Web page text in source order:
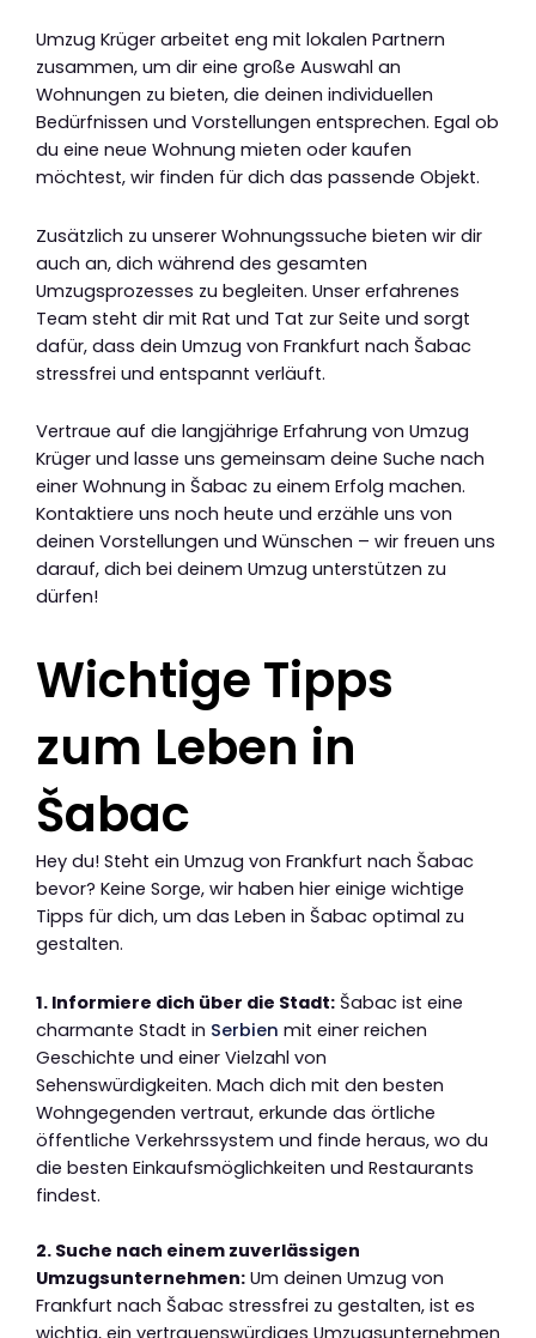
Umzug Krüger arbeitet eng mit lokalen Partnern
zusammen, um dir eine große Auswahl an
Wohnungen zu bieten, die deinen individuellen
Bedürfnissen und Vorstellungen entsprechen. Egal ob
du eine neue Wohnung mieten oder kaufen
möchtest, wir finden für dich das passende Objekt.
Zusätzlich zu unserer Wohnungssuche bieten wir dir
auch an, dich während des gesamten
Umzugsprozesses zu begleiten. Unser erfahrenes
Team steht dir mit Rat und Tat zur Seite und sorgt
dafür, dass dein Umzug von Frankfurt nach Šabac
stressfrei und entspannt verläuft.
Vertraue auf die langjährige Erfahrung von Umzug
Krüger und lasse uns gemeinsam deine Suche nach
einer Wohnung in Šabac zu einem Erfolg machen.
Kontaktiere uns noch heute und erzähle uns von
deinen Vorstellungen und Wünschen – wir freuen uns
darauf, dich bei deinem Umzug unterstützen zu
dürfen!
Wichtige Tipps
zum Leben in
Šabac
Hey du! Steht ein Umzug von Frankfurt nach Šabac
bevor? Keine Sorge, wir haben hier einige wichtige
Tipps für dich, um das Leben in Šabac optimal zu
gestalten.
1. Informiere dich über die Stadt: Šabac ist eine
charmante Stadt in Serbien mit einer reichen
Geschichte und einer Vielzahl von
Sehenswürdigkeiten. Mach dich mit den besten
Wohngegenden vertraut, erkunde das örtliche
öffentliche Verkehrssystem und finde heraus, wo du
die besten Einkaufsmöglichkeiten und Restaurants
findest.
2. Suche nach einem zuverlässigen
Umzugsunternehmen: Um deinen Umzug von
Frankfurt nach Šabac stressfrei zu gestalten, ist es
wichtig, ein vertrauenswürdiges Umzugsunternehmen